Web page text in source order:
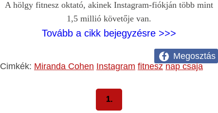
A hölgy fitnesz oktató, akinek Instagram-fiókján több mint
1,5 millió követője van.
Tovább a cikk bejegyzésre >>>
Megosztás
Cimkék: Miranda Cohen Instagram fitnesz nap csaja
1.